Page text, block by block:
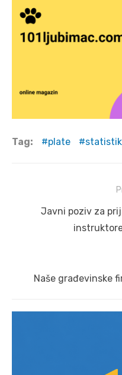
Tag: plate
navigation
PreviousJavni poziv za
Next
Naše građevinske